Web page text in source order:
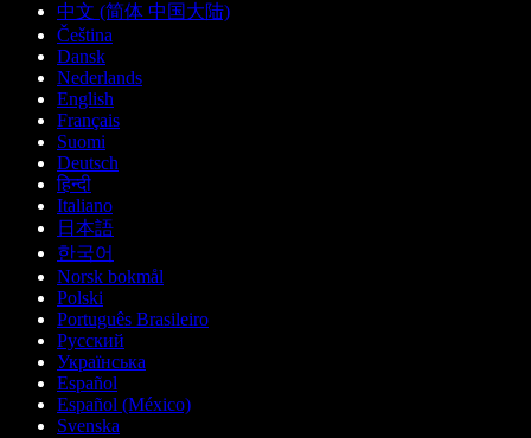
中文 (简体 中国大陆)
Čeština
Dansk
Nederlands
English
Français
Suomi
Deutsch
हिन्दी
Italiano
日本語
한국어
Norsk bokmål
Polski
Português Brasileiro
Русский
Українська
Español
Español (México)
Svenska